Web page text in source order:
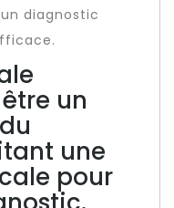
diagnostic
un
une
pour